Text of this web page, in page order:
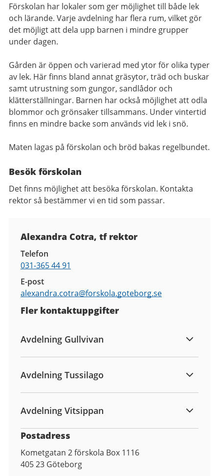
Förskolan har lokaler som ger möjlighet till både lek
och lärande. Varje avdelning har flera rum, vilket gör
det möjligt att dela upp barnen i mindre grupper
under dagen.
Gården är öppen och varierad med ytor för olika typer
av lek. Här finns bland annat gräsytor, träd och buskar
samt utrustning som gungor, sandlådor och
klätterställningar. Barnen har också möjlighet att odla
blommor och grönsaker tillsammans. Under vintertid
finns en mindre backe som används vid lek i snö.
Maten lagas på förskolan och bröd bakas regelbundet.
Besök förskolan
Det finns möjlighet att besöka förskolan. Kontakta
rektor så bestämmer vi en tid som passar.
Alexandra Cotra, tf rektor
Telefon
031-365 44 91
E-post
alexandra.cotra@forskola.goteborg.se
Fler kontaktuppgifter
Avdelning Gullvivan
Avdelning Tussilago
Avdelning Vitsippan
Postadress
Kometgatan 2 förskola Box 1116
405 23 Göteborg